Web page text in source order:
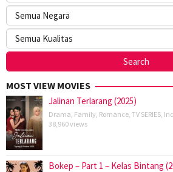
MOST VIEW MOVIES
Jalinan Terlarang (2025)
Drama Family Romance TV SERIES
38,960 views
Bokep – Part 1 – Kelas Bintang